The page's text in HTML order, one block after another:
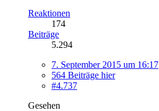
Reaktionen
174
Beiträge
5.294
7. September 2015 um 16:17
564 Beiträge hier
#4.737
Gesehen